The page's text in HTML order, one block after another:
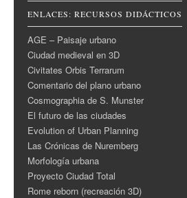
ENLACES: RECURSOS DIDÁCTICOS
AGE – Paisaje urbano
Ciudad medieval en 3D
Civitates Orbis Terrarum
Comentario del plano urbano
Cosmographia de S. Munster
El futuro de las ciudades
Evolution of Urban Planning
Las Crónicas de Nuremberg
Morfología urbana
Proyecto Ciudad Total
Rome reborn (recreación 3D)